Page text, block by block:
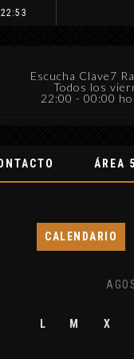
Escucha Clave7
Todos los
22:00 - 00:00
ÁREA
CALENDARIO
L M X